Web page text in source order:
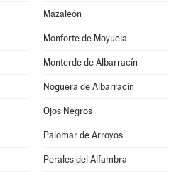
Mazaleón
Monforte de Moyuela
Monterde de Albarracín
Noguera de Albarracín
Ojos Negros
Palomar de Arroyos
Perales del Alfambra